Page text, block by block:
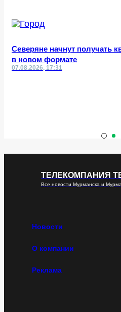
Северяне начнут получать
в новом формате
07.08.2026, 17:31
ТЕЛЕКОМПАНИЯ
Все новости Мурманска и
Новости
О компании
Реклама